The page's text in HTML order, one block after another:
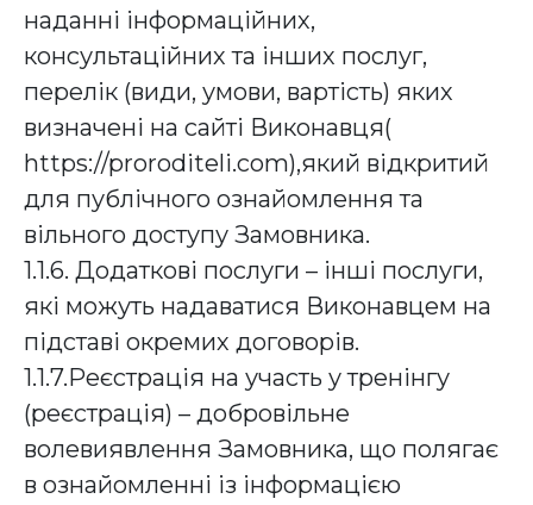
наданні інформаційних,
консультаційних та інших послуг,
перелік (види, умови, вартість) яких
визначені на сайті Виконавця(
https://proroditeli.com),який відкритий
для публічного ознайомлення та
вільного доступу Замовника.
1.1.6. Додаткові послуги – інші послуги,
які можуть надаватися Виконавцем на
підставі окремих договорів.
1.1.7.Реєстрація на участь у тренінгу
(реєстрація) – добровільне
волевиявлення Замовника, що полягає
в ознайомленні із інформацією